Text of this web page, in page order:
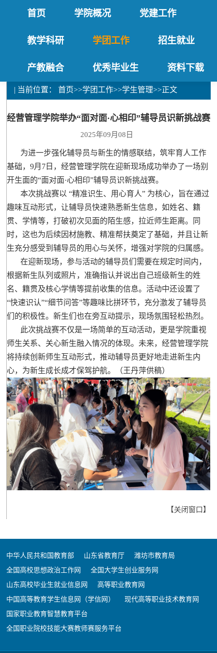
首页 学院概况 党建工作
教学科研 学团工作 招生就业
产教融合 优秀毕业生 资料下载
| 当前位置：首页>>学团工作>>学生管理>>正文
经营管理学院举办“面对面·心相印”辅导员识新挑战赛
2025年09月08日
为进一步强化辅导员与新生的情感联结，筑牢育人工作
基础，9月7日，经营管理学院在迎新现场成功举办了一场别
开生面的“面对面·心相印”辅导员识新挑战赛。
本次挑战赛以 “精准识生、用心育人” 为核心，旨在通过
趣味互动形式，让辅导员快速熟悉新生信息，如姓名、籍
贯、学情等，打破初次见面的陌生感，拉近师生距离。同
时，这也为后续因材施教、精准帮扶奠定了基础，并且让新
生充分感受到辅导员的用心与关怀，增强对学院的归属感。
在迎新现场，参与活动的辅导员们需要在规定时间内，
根据新生队列或照片，准确指认并说出自己班级新生的姓
名、籍贯及核心学情等提前收集的信息。活动中还设置了
“快速识认”“细节问答”等趣味比拼环节，充分激发了辅导员
们的积极性。新生们也在旁互动提示，现场氛围轻松热烈。
此次挑战赛不仅是一场简单的互动活动，更是学院重视
师生关系、关心新生融入情况的体现。未来，经营管理学院
将持续创新师生互动形式，推动辅导员更好地走进新生内
心，为新生成长成才保驾护航。（王丹萍供稿）
【关闭窗口 】
中华人民共和国教育部 山东省教育厅
潍坊市教育局
全国高校思想政治工作网
全国大学生创业服务网
山东高校毕业生就业信息网
高等职业教育网
中国高等教育学生信息网（学信网）
现代高等职业技术教育网
国家职业教育智慧教育平台
全国职业院校技能大赛教师赛服务平台